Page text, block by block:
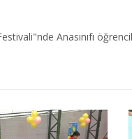
Anasınıfı